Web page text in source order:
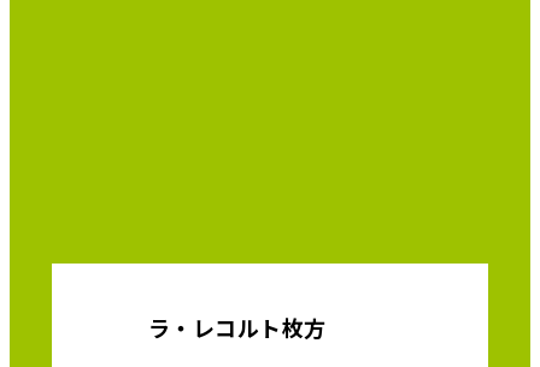
ラ・レコルト枚方